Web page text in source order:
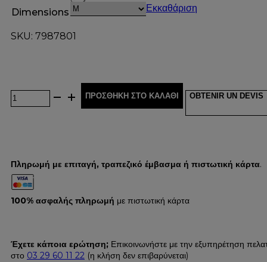
Dimensions
Εκκαθάριση
SKU: 7987801
ΠΡΟΣΘΉΚΗ ΣΤΟ ΚΑΛΆΘΙ OBTENIR UN DEVIS
Πληρωμή με επιταγή, τραπεζικό έμβασμα ή πιστωτική κάρτα.
100% ασφαλής πληρωμή με πιστωτική κάρτα
Έχετε κάποια ερώτηση; Επικοινωνήστε με την εξυπηρέτηση
στο 03 29 60 11 22 (η κλήση δεν επιβαρύνεται)